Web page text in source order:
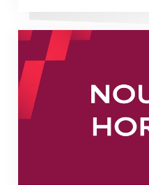
Nouveaux horaires du